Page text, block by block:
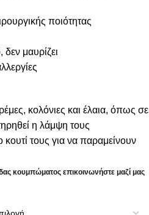
ποιότητας
μαυρίζει
κολόνιες και έλαια, όπως σε
η λάμψη τους
τους για να παραμείνουν
κουμπώματος επικοινωνήστε μαζί μας